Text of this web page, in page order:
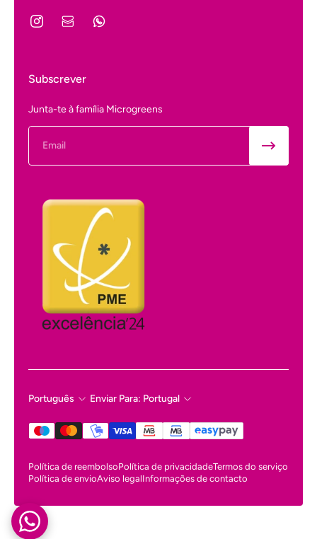
Subscrever
Junta-te à família Microgreens
Português Enviar Para: Portugal
Política de reembolsoPolítica de privacidadeTermos do serviço
Política de envioAviso legalInformações de contacto